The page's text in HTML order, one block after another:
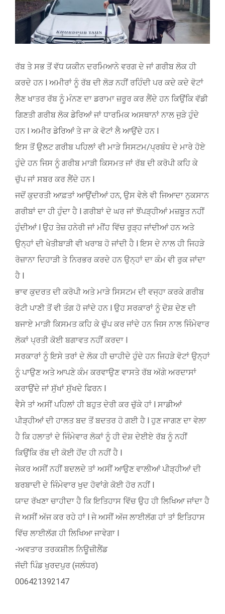
ਰੱਬ ਤੇ ਸਭ ਤੋਂ ਵੱਧ ਯਕੀਨ ਦਰਮਿਆਨੇ ਵਰਗ ਦੇ ਜਾਂ ਗਰੀਬ ਲੋਕ ਹੀ
ਕਰਦੇ ਹਨ l ਅਮੀਰਾਂ ਨੂੰ ਰੱਬ ਦੀ ਲੋੜ ਨਹੀਂ ਰਹਿੰਦੀ ਪਰ ਕਦੇ ਕਦੇ ਵੋਟਾਂ
ਲੈਣ ਖਾਤਰ ਰੱਬ ਨੂੰ ਮੰਨਣ ਦਾ ਡਰਾਮਾ ਜ਼ਰੂਰ ਕਰ ਲੈਂਦੇ ਹਨ ਕਿਉਂਕਿ ਵੱਡੀ
ਗਿਣਤੀ ਗਰੀਬ ਲੋਕ ਡੇਰਿਆਂ ਜਾਂ ਧਾਰਮਿਕ ਅਸਥਾਨਾਂ ਨਾਲ ਜੁੜੇ ਹੁੰਦੇ
ਹਨ l ਅਮੀਰ ਡੇਰਿਆਂ ਤੇ ਜਾ ਕੇ ਵੋਟਾਂ ਲੈ ਆਉਂਦੇ ਹਨ l
ਇਸ ਤੋਂ ਉਲਟ ਗਰੀਬ ਪਹਿਲਾਂ ਵੀ ਮਾੜੇ ਸਿਸਟਮ/ਪ੍ਰਬੰਧ ਦੇ ਮਾਰੇ ਹੋਏ
ਹੁੰਦੇ ਹਨ ਜਿਸ ਨੂੰ ਗਰੀਬ ਮਾੜੀ ਕਿਸਮਤ ਜਾਂ ਰੱਬ ਦੀ ਕਰੋਪੀ ਕਹਿ ਕੇ
ਚੁੱਪ ਜਾਂ ਸਬਰ ਕਰ ਲੈਂਦੇ ਹਨ l
ਜਦੋਂ ਕੁਦਰਤੀ ਆਫ਼ਤਾਂ ਆਉਂਦੀਆਂ ਹਨ, ਉਸ ਵੇਲੇ ਵੀ ਜਿਆਦਾ ਨੁਕਸਾਨ
ਗਰੀਬਾਂ ਦਾ ਹੀ ਹੁੰਦਾ ਹੈ l ਗਰੀਬਾਂ ਦੇ ਘਰ ਜਾਂ ਝੋਂਪੜ੍ਹੀਆਂ ਮਜ਼ਬੂਤ ਨਹੀਂ
ਹੁੰਦੀਆਂ l ਉਹ ਤੇਜ਼ ਹਨੇਰੀ ਜਾਂ ਮੀਂਹ ਵਿੱਚ ਰੁੜ੍ਹ ਜਾਂਦੀਆਂ ਹਨ ਅਤੇ
ਉਨ੍ਹਾਂ ਦੀ ਖੇਤੀਬਾੜੀ ਵੀ ਖਰਾਬ ਹੋ ਜਾਂਦੀ ਹੈ l ਇਸ ਦੇ ਨਾਲ ਹੀ ਜਿਹੜੇ
ਰੋਜ਼ਾਨਾ ਦਿਹਾੜੀ ਤੇ ਨਿਰਭਰ ਕਰਦੇ ਹਨ ਉਨ੍ਹਾਂ ਦਾ ਕੰਮ ਵੀ ਰੁਕ ਜਾਂਦਾ
ਹੈ l
ਭਾਵ ਕੁਦਰਤ ਦੀ ਕਰੋਪੀ ਅਤੇ ਮਾੜੇ ਸਿਸਟਮ ਦੀ ਵਜ੍ਹਾ ਕਰਕੇ ਗਰੀਬ
ਰੋਟੀ ਪਾਣੀ ਤੋਂ ਵੀ ਤੰਗ ਹੋ ਜਾਂਦੇ ਹਨ l ਉਹ ਸਰਕਾਰਾਂ ਨੂੰ ਦੋਸ਼ ਦੇਣ ਦੀ
ਬਜਾਏ ਮਾੜੀ ਕਿਸਮਤ ਕਹਿ ਕੇ ਚੁੱਪ ਕਰ ਜਾਂਦੇ ਹਨ ਜਿਸ ਨਾਲ ਜਿੰਮੇਵਾਰ
ਲੋਕਾਂ ਪ੍ਰਤੀ ਕੋਈ ਬਗਾਵਤ ਨਹੀਂ ਕਰਦਾ l
ਸਰਕਾਰਾਂ ਨੂੰ ਇਸੇ ਤਰਾਂ ਦੇ ਲੋਕ ਹੀ ਚਾਹੀਦੇ ਹੁੰਦੇ ਹਨ ਜਿਹੜੇ ਵੋਟਾਂ ਉਨ੍ਹਾਂ
ਨੂੰ ਪਾਉਣ ਅਤੇ ਆਪਣੇ ਕੰਮ ਕਰਵਾਉਣ ਵਾਸਤੇ ਰੱਬ ਅੱਗੇ ਅਰਦਾਸਾਂ
ਕਰਾਉਂਦੇ ਜਾਂ ਸੁੱਖਾਂ ਸੁੱਖਦੇ ਫਿਰਨ l
ਵੈਸੇ ਤਾਂ ਅਸੀਂ ਪਹਿਲਾਂ ਹੀ ਬਹੁਤ ਦੇਰੀ ਕਰ ਚੁੱਕੇ ਹਾਂ l ਸਾਡੀਆਂ
ਪੀੜ੍ਹੀਆਂ ਦੀ ਹਾਲਤ ਬਦ ਤੋਂ ਬਦਤਰ ਹੋ ਗਈ ਹੈ l ਹੁਣ ਜਾਗਣ ਦਾ ਵੇਲਾ
ਹੈ ਕਿ ਹਲਾਤਾਂ ਦੇ ਜਿੰਮੇਵਾਰ ਲੋਕਾਂ ਨੂੰ ਹੀ ਦੋਸ਼ ਦੇਈਏ ਰੱਬ ਨੂੰ ਨਹੀਂ
ਕਿਉਂਕਿ ਰੱਬ ਦੀ ਕੋਈ ਹੋਂਦ ਹੀ ਨਹੀਂ ਹੈ l
ਜੇਕਰ ਅਸੀਂ ਨਹੀਂ ਬਦਲਦੇ ਤਾਂ ਅਸੀਂ ਆਉਣ ਵਾਲੀਆਂ ਪੀੜ੍ਹੀਆਂ ਦੀ
ਬਰਬਾਦੀ ਦੇ ਜਿੰਮੇਵਾਰ ਖੁਦ ਹੋਵਾਂਗੇ ਕੋਈ ਹੋਰ ਨਹੀਂ l
ਯਾਦ ਰੱਖਣਾ ਚਾਹੀਦਾ ਹੈ ਕਿ ਇਤਿਹਾਸ ਵਿੱਚ ਉਹ ਹੀ ਲਿਖਿਆ ਜਾਂਦਾ ਹੈ
ਜੋ ਅਸੀਂ ਅੱਜ ਕਰ ਰਹੇ ਹਾਂ l ਜੇ ਅਸੀਂ ਅੱਜ ਲਾਈਲੱਗ ਹਾਂ ਤਾਂ ਇਤਿਹਾਸ
ਵਿੱਚ ਲਾਈਲੱਗ ਹੀ ਲਿਖਿਆ ਜਾਵੇਗਾ l
-ਅਵਤਾਰ ਤਰਕਸ਼ੀਲ ਨਿਊਜ਼ੀਲੈਂਡ
ਜੱਦੀ ਪਿੰਡ ਖੁਰਦਪੁਰ (ਜਲੰਧਰ)
006421392147